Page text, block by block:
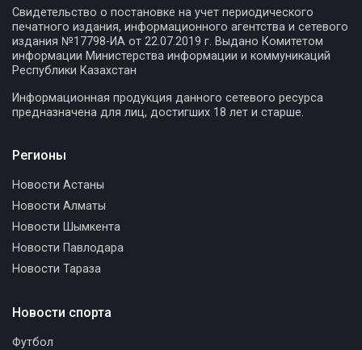
Свидетельство о постановке на учет периодического
печатного издания, информационного агентства и сетевого
издания №17798-ИА от 22.07.2019 г. Выдано Комитетом
информации Министерства информации и коммуникаций
Республики Казахстан
Информационная продукция данного сетевого ресурса
предназначена для лиц, достигших 18 лет и старше.
Регионы
Новости Астаны
Новости Алматы
Новости Шымкента
Новости Павлодара
Новости Тараза
Новости спорта
Футбол